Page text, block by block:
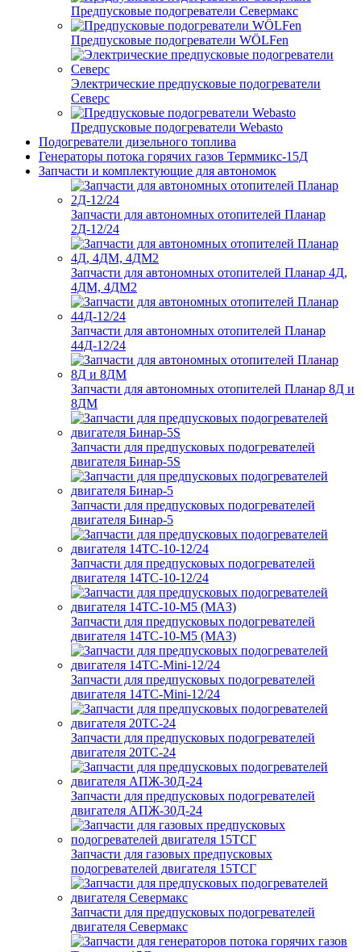
Предпусковые подогреватели Севермакс
Предпусковые подогреватели WÖLFen
Электрические предпусковые подогреватели
Северс
Предпусковые подогреватели Webasto
Подогреватели дизельного топлива
Генераторы потока горячих газов Терммикс-15Д
Запчасти и комплектующие для автономок
Запчасти для автономных отопителей Планар
2Д-12/24
Запчасти для автономных отопителей Планар 4Д,
4ДМ, 4ДМ2
Запчасти для автономных отопителей Планар
44Д-12/24
Запчасти для автономных отопителей Планар 8Д и
8ДМ
Запчасти для предпусковых подогревателей
двигателя Бинар-5S
Запчасти для предпусковых подогревателей
двигателя Бинар-5
Запчасти для предпусковых подогревателей
двигателя 14ТС-10-12/24
Запчасти для предпусковых подогревателей
двигателя 14ТС-10-М5 (МАЗ)
Запчасти для предпусковых подогревателей
двигателя 14ТС-Mini-12/24
Запчасти для предпусковых подогревателей
двигателя 20ТС-24
Запчасти для предпусковых подогревателей
двигателя АПЖ-30Д-24
Запчасти для газовых предпусковых
подогревателей двигателя 15ТСГ
Запчасти для предпусковых подогревателей
двигателя Севермакс